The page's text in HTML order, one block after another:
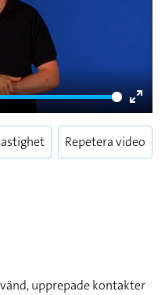
Enter
Repetera video
upprepade kontakter